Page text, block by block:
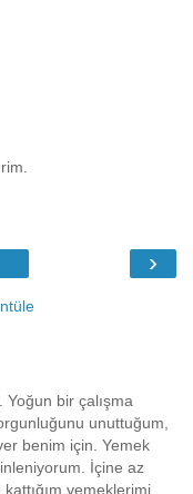
›
bir çalışma
unuttuğum,
benim için. Yemek
İçine az
yemeklerimi